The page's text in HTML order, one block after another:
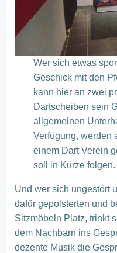
Wer sich etwas
Geschick mit den
kann hier an zwei
Dartscheiben sein
allgemeinen
Verfügung, werden
einem Dart Verein
soll in Kürze folgen.
Und wer sich ungestört
dafür gepolsterten und
Sitzmöbeln Platz, trinkt
dem Nachbarn ins
dezente Musik die